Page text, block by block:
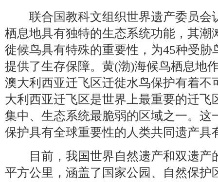
联合国教科文组织世界遗产委员会
栖息地具有独特的生态系统功能，其潮
徙候鸟具有特殊的重要性，为45种受胁
提供了生存保障。黄(渤)海候鸟栖息地
澳大利西亚迁飞区迁徙水鸟保护有着
大利西亚迁飞区是世界上最重要的迁飞
集中、生态系统最脆弱的区域之一。这
保护具有全球重要性的人类共同遗产具
目前，我国世界自然遗产和双遗产
平方公里，涵盖了国家公园、自然保护